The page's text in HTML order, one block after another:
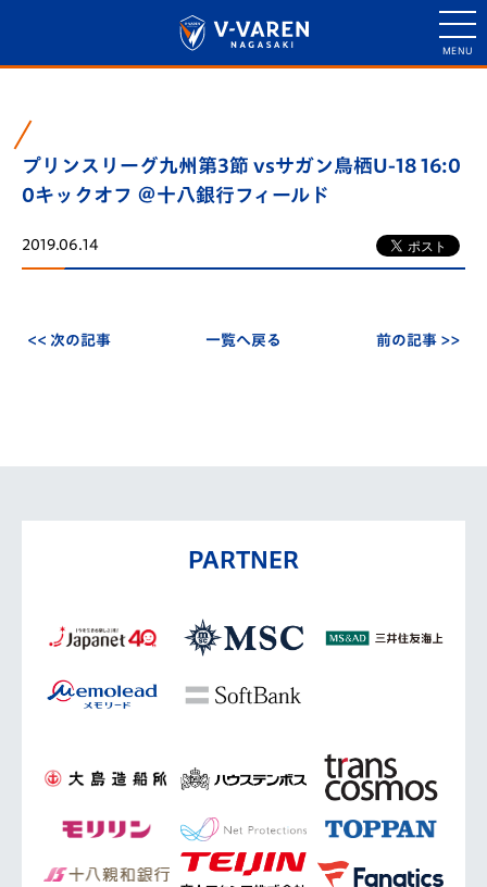
プリンスリーグ九州第3節 vsサガン鳥栖U-18 16:0
0キックオフ ＠十八銀行フィールド
2019.06.14
<< 次の記事 一覧へ戻る 前の記事 >>
PARTNER